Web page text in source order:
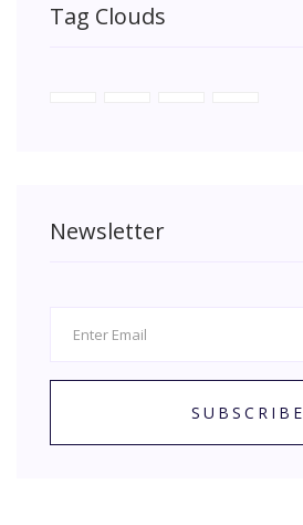
Tag Clouds
Newsletter
SUBSCRIBE